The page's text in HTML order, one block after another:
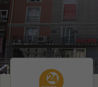
Azkue Fundazioa